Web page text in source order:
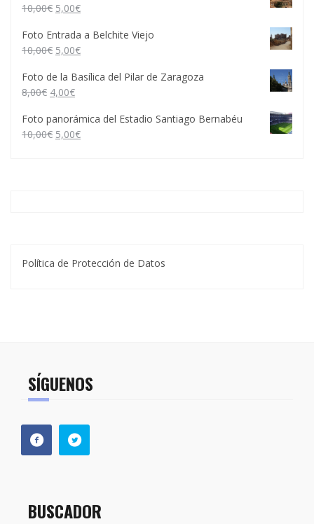
10,00€ 5,00€
Foto Entrada a Belchite Viejo
10,00€ 5,00€
Foto de la Basílica del Pilar de Zaragoza
8,00€ 4,00€
Foto panorámica del Estadio Santiago Bernabéu
10,00€ 5,00€
Política de Protección de Datos
SÍGUENOS
BUSCADOR